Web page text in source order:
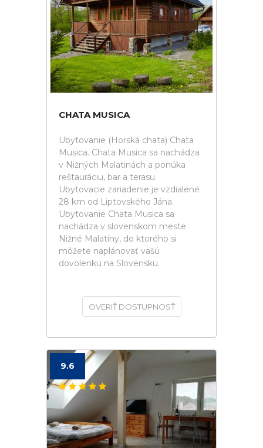
CHATA MUSICA
Ubytovanie (Horská chata) Chata
Musica. Chata Musica sa nachádza
v Nižných Malatinách a ponúka
reštauráciu, bar a terasu.
Ubytovacie zariadenie je vzdialené
28 km od Liptovského Jána.
Ubytovanie Chata Musica sa
nachádza v slovenskom meste
Nižné Malatíny, do ktorého si
môžete naplánovať vašú
dovolenku na Slovensku.
OVERIŤ DOSTUPNOSŤ
9.6